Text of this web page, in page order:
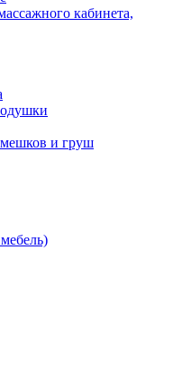
кабинета,
мешков и груш